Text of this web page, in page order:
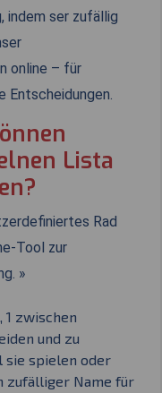
indem ser zufällig
online – für
Entscheidungen.
Lista
Rad
Tool zur
»
1 zwischen
und zu
sie spielen oder
zufälliger Name für